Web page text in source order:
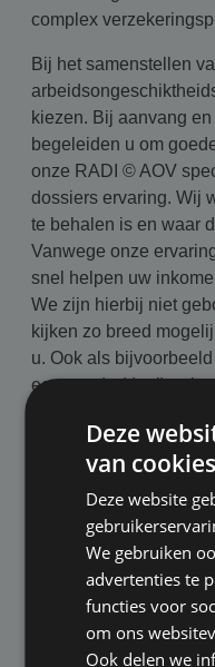
complex
Bij het samenstellen
kiezen. Bij aanvang
begeleiden u om
onze RADI © AOV
dossiers ervaring. Wij
te behalen is en waar
Vanwege onze
snel helpen uw
We zijn hierbij niet
kijken zo breed
u. Ook als
een goede (deel)
maar ons dagelijks
bijstaan bij claims op
hierbij zo lang als dit
adviseurs zijn RADI ©
op de hoogte van de
de markt.
Deze
van
Deze website
We gebruiken
advertenties te
functies voor
om ons
Ook delen we